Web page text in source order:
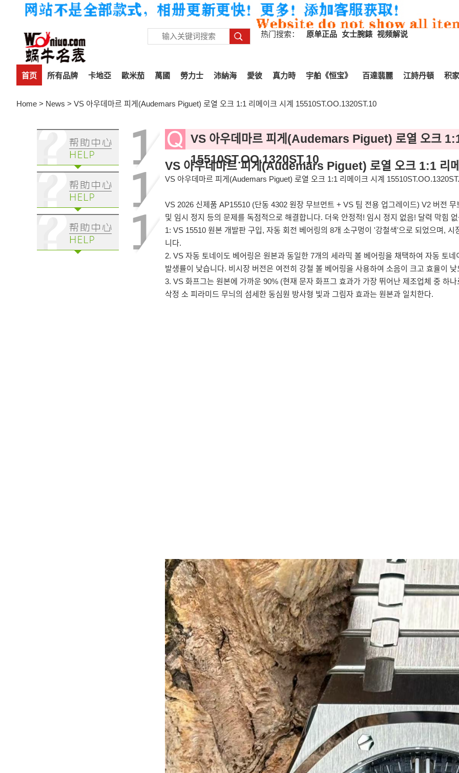
热门搜索： 原单正品 女士腕錶 视频解说
首页 所有品牌 卡地亞 歐米茄 萬國 勞力士 沛納海 愛彼 真力時 宇舶《恒宝》 百達翡麗 江詩丹頓 积家
Home > News > VS 아우데마르 피게(Audemars Piguet) 로열 오크 1:1 리메이크 시계 15510ST.OO.1320ST.10
VS 아우데마르 피게(Audemars Piguet) 로열 오크
15510ST.OO.1320ST.10
VS 아우데마르 피게(Audemars Piguet) 로열 오크 1:1 리
VS 아우데마르 피게(Audemars Piguet) 로열 오크 1:1 리메이크 시계
VS 2026 신제품 AP15510 (단동 4302 원장 무브먼트 + VS 팀 전용 업그레이드) V2 버전
및 임시 정지 등의 문제를 독점적으로 해결합니다. 더욱 안정적! 임시 정지 없음! 달력 막힘
1: VS 15510 원본 개발판 구입, 자동 회전 베어링의 8개 소구멍이 '강철색'으로 되었으며,
니다.
2. VS 자동 토네이도 베어링은 원본과 동일한 7개의 세라믹 볼 베어링을 채택하여 자동 토
발생률이 낮습니다. 비시장 버전은 여전히 강철 볼 베어링을 사용하여 소음이 크고 효율이
3. VS 화프그는 원본에 가까운 90% (현재 문자 화프그 효과가 가장 뛰어난 제조업체 중 하
삭정 소 피라미드 무늬의 섬세한 동심원 방사형 빛과 그림자 효과는 원본과 일치한다.